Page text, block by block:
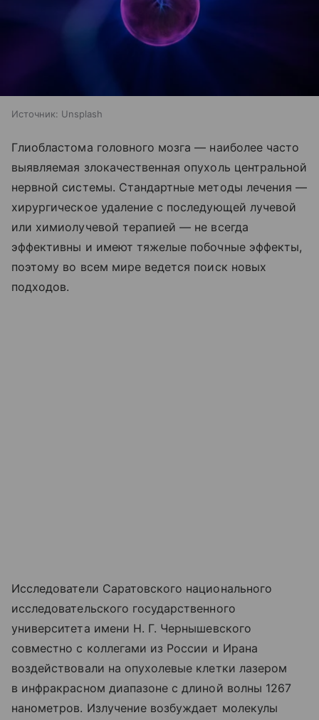
Источник: Unsplash
Глиобластома головного мозга — наиболее часто
выявляемая злокачественная опухоль центральной
нервной системы. Стандартные методы лечения —
хирургическое удаление с последующей лучевой
или химиолучевой терапией — не всегда
эффективны и имеют тяжелые побочные эффекты,
поэтому во всем мире ведется поиск новых
подходов.
Исследователи Саратовского национального
исследовательского государственного
университета имени Н. Г. Чернышевского
совместно с коллегами из России и Ирана
воздействовали на опухолевые клетки лазером
в инфракрасном диапазоне с длиной волны 1267
нанометров. Излучение возбуждает молекулы